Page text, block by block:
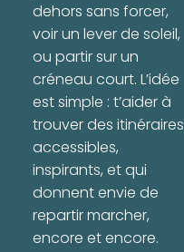
dehors sans forcer,
voir un lever de soleil,
ou partir sur un
créneau court. L’idée
est simple : t’aider à
trouver des itinéraires
accessibles,
inspirants, et qui
donnent envie de
repartir marcher,
encore et encore.